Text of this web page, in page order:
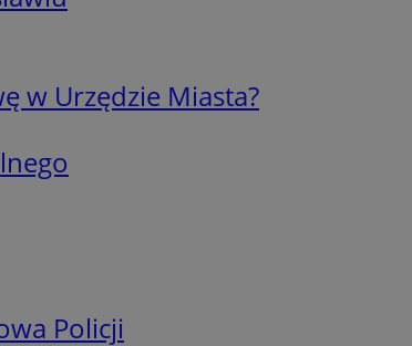
w Urzędzie Miasta?
Policji